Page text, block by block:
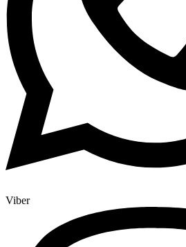
Viber